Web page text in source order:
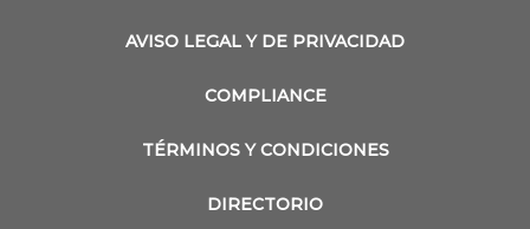
AVISO LEGAL Y DE PRIVACIDAD
COMPLIANCE
TÉRMINOS Y CONDICIONES
DIRECTORIO